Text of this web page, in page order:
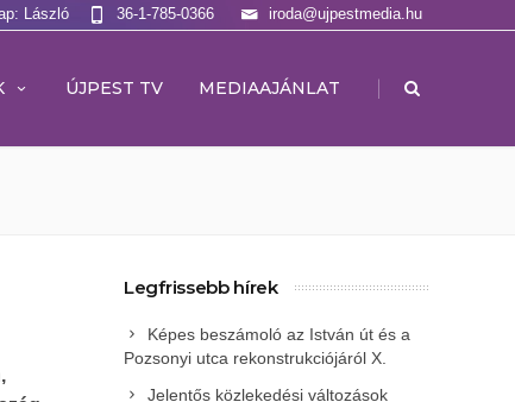
László iroda@ujpestmedia.hu
36-1-785-0366
ÚJPEST TV MEDIAAJÁNLAT |
Legfrissebb hírek
Képes beszámoló az István út és a
Pozsonyi utca rekonstrukciójáról X.
Jelentős közlekedési változások